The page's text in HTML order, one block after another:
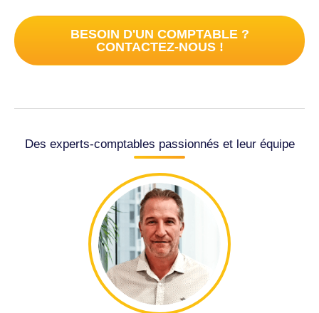
BESOIN D'UN COMPTABLE ?
CONTACTEZ-NOUS !
Des experts-comptables passionnés et leur équipe